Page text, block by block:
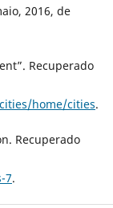
2016, de
Recuperado
home/cities.
Recuperado
7.